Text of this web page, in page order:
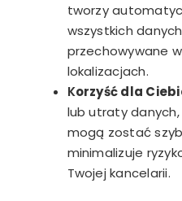
tworzy
wszystkich
przechowywane
lokalizacjach.
Korzyść dla
lub utraty
mogą zostać
minimalizuje
Twojej kancelarii.